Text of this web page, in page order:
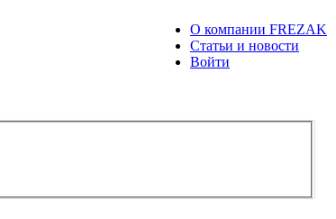
О компании FREZAK
Статьи и новости
Войти